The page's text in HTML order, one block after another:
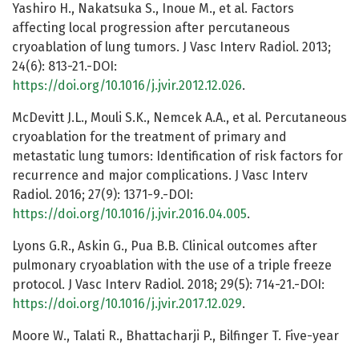
Yashiro H., Nakatsuka S., Inoue M., et al. Factors
affecting local progression after percutaneous
cryoablation of lung tumors. J Vasc Interv Radiol. 2013;
24(6): 813-21.-DOI:
https://doi.org/10.1016/j.jvir.2012.12.026.
McDevitt J.L., Mouli S.K., Nemcek A.A., et al. Percutaneous
cryoablation for the treatment of primary and
metastatic lung tumors: Identification of risk factors for
recurrence and major complications. J Vasc Interv
Radiol. 2016; 27(9): 1371-9.-DOI:
https://doi.org/10.1016/j.jvir.2016.04.005.
Lyons G.R., Askin G., Pua B.B. Clinical outcomes after
pulmonary cryoablation with the use of a triple freeze
protocol. J Vasc Interv Radiol. 2018; 29(5): 714-21.-DOI:
https://doi.org/10.1016/j.jvir.2017.12.029.
Moore W., Talati R., Bhattacharji P., Bilfinger T. Five-year